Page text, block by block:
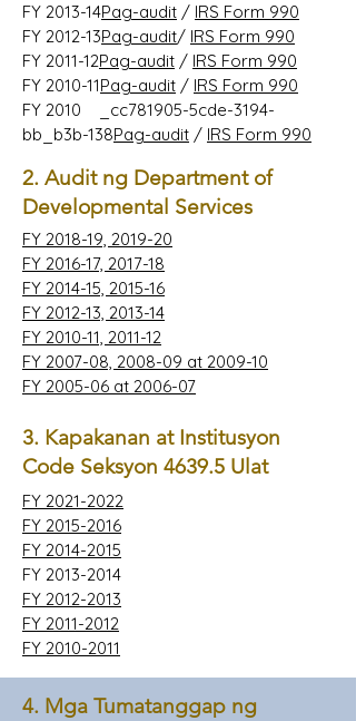
FY 2013-14Pag-audit / IRS Form 990
FY 2012-13Pag-audit/ IRS Form 990
FY 2011-12Pag-audit / IRS Form 990
FY 2010-11Pag-audit / IRS Form 990
FY 2010 _cc781905-5cde-3194-
bb_b3b-138Pag-audit / IRS Form 990
2. Audit ng Department of
Developmental Services
FY 2018-19, 2019-20
FY 2016-17, 2017-18
FY 2014-15, 2015-16
FY 2012-13, 2013-14
FY 2010-11, 2011-12
FY 2007-08, 2008-09 at 2009-10
FY 2005-06 at 2006-07
3. Kapakanan at Institusyon
Code Seksyon 4639.5 Ulat
FY 2021-2022
FY 2015-2016
FY 2014-2015
FY 2013-2014
FY 2012-2013
FY 2011-2012
FY 2010-2011
4. Mga Tumatanggap ng